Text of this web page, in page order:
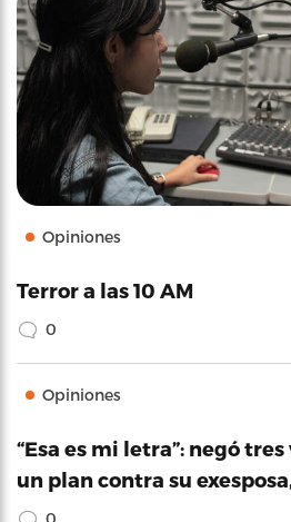
Opiniones
Terror a las 10 AM
0
Opiniones
“Esa es mi letra”: negó
un plan contra su